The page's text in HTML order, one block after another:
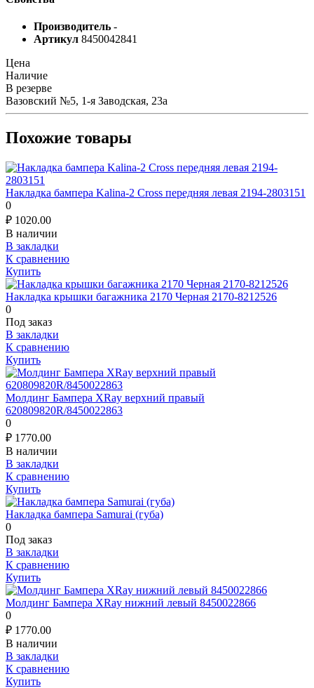
Производитель -
Артикул 8450042841
Цена
Наличие
В резерве
Вазовский №5, 1-я Заводская, 23а
Похожие товары
Накладка бампера Kalina-2 Cross передняя левая 2194-2803151
0
₽ 1020.00
В наличии
В закладки
К сравнению
Купить
Накладка крышки багажника 2170 Черная 2170-8212526
0
Под заказ
В закладки
К сравнению
Купить
Молдинг Бампера XRay верхний правый
620809820R/8450022863
0
₽ 1770.00
В наличии
В закладки
К сравнению
Купить
Накладка бампера Samurai (губа)
0
Под заказ
В закладки
К сравнению
Купить
Молдинг Бампера XRay нижний левый 8450022866
0
₽ 1770.00
В наличии
В закладки
К сравнению
Купить